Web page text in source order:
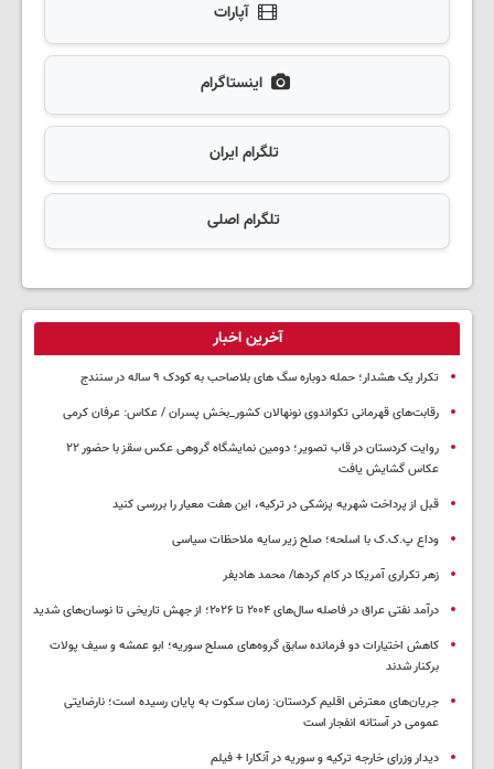
آپارات
اینستاگرام
تلگرام ایران
تلگرام اصلی
آخرین اخبار
تکرار یک هشدار؛ حمله دوباره سگ های بلاصاحب به کودک ۹ ساله در سنندج
رقابت‌های قهرمانی تکواندوی نونهالان کشور_بخش پسران / عکاس: عرفان کرمی
روایت کردستان در قاب تصویر؛ دومین نمایشگاه گروهی عکس سقز با حضور ۲۲
عکاس گشایش یافت
قبل از پرداخت شهریه پزشکی در ترکیه، این هفت معیار را بررسی کنید
وداع پ.ک.ک با اسلحه؛ صلح زیر سایه ملاحظات سیاسی
زهر تکراری آمریکا در کام کردها/ محمد هادیفر
درآمد نفتی عراق در فاصله سال‌های ۲۰۰۴ تا ۲۰۲۶؛ از جهش تاریخی تا نوسان‌های شدید
کاهش اختیارات دو فرمانده سابق گروه‌های مسلح سوریه؛ ابو عمشه و سیف پولات
برکنار شدند
جریان‌های معترض اقلیم کردستان: زمان سکوت به پایان رسیده است؛ نارضایتی
عمومی در آستانه انفجار است
دیدار وزرای خارجه ترکیه و سوریه در آنکارا + فیلم